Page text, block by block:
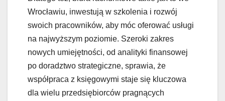
Wrocławiu, inwestują w szkolenia i rozwój
swoich pracowników, aby móc oferować usługi
na najwyższym poziomie. Szeroki zakres
nowych umiejętności, od analityki finansowej
po doradztwo strategiczne, sprawia, że
współpraca z księgowymi staje się kluczowa
dla wielu przedsiębiorców pragnących